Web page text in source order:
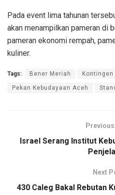
Pada event lima tahunan
akan menampilkan pameran di
pameran ekonomi rempah,
kuliner.
Tags: Bener Meriah Kontingen
Pekan Kebudayaan Aceh
Israel Serang Institut
Next
430 Caleg Bakal Rebutan